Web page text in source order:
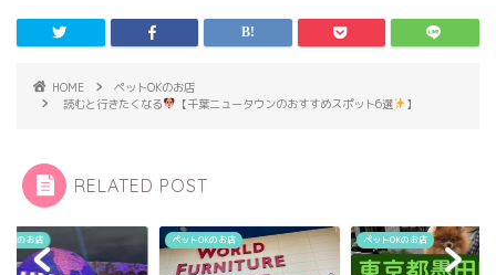
HOME
ペットOKのお店
読むと行きたくなる
【千葉ニュータウンのおすすめスポット6選 】
RELATED POST
OKのお店 ペットOKのお店 ペットOKのお店